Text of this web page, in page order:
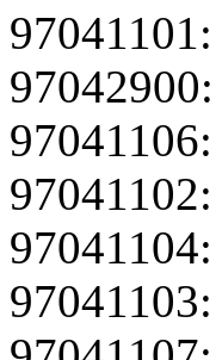
97041101:
97042900:
97041106:
97041102:
97041104:
97041103: